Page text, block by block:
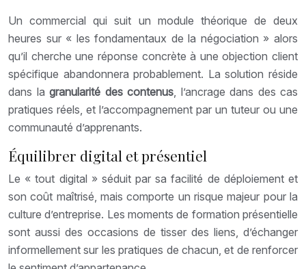
Un commercial qui suit un module théorique de deux
heures sur « les fondamentaux de la négociation » alors
qu’il cherche une réponse concrète à une objection client
spécifique abandonnera probablement. La solution réside
dans la granularité des contenus, l’ancrage dans des cas
pratiques réels, et l’accompagnement par un tuteur ou une
communauté d’apprenants.
Équilibrer digital et présentiel
Le « tout digital » séduit par sa facilité de déploiement et
son coût maîtrisé, mais comporte un risque majeur pour la
culture d’entreprise. Les moments de formation présentielle
sont aussi des occasions de tisser des liens, d’échanger
informellement sur les pratiques de chacun, et de renforcer